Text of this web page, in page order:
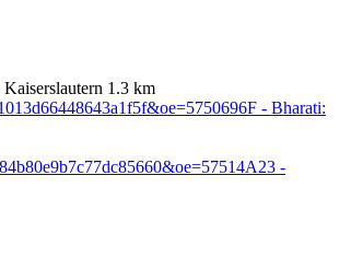
Kaiserslautern 1.3 km